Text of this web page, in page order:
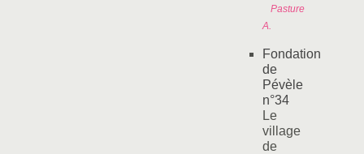
Pasture
A.
Fondation
de
Pévèle
n°34
Le
village
de